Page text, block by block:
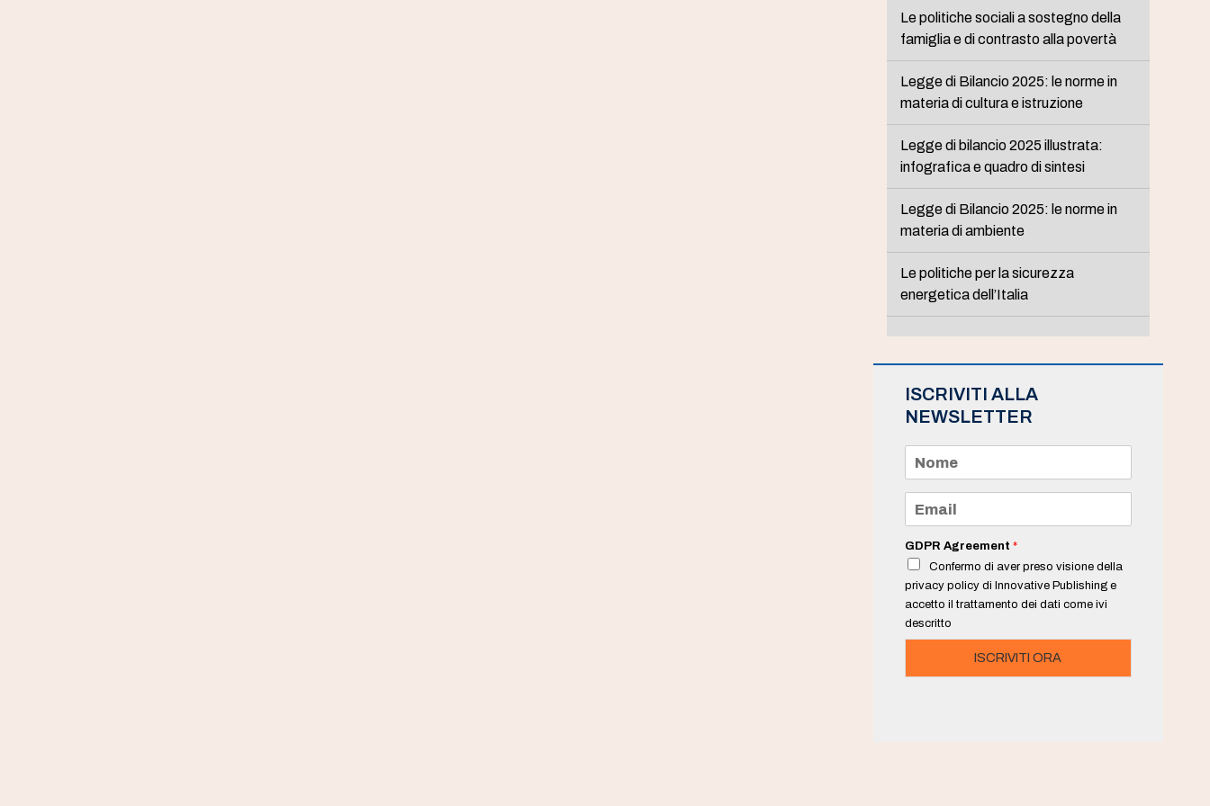
Le politiche sociali a sostegno della
famiglia e di contrasto alla povertà
Legge di Bilancio 2025: le norme in
materia di cultura e istruzione
Legge di bilancio 2025 illustrata:
infografica e quadro di sintesi
Legge di Bilancio 2025: le norme in
materia di ambiente
Le politiche per la sicurezza
energetica dell’Italia
ISCRIVITI ALLA
NEWSLETTER
m
e
a
i
*
GDPR Agreement *
Confermo di aver preso visione della
privacy policy di Innovative Publishing e
accetto il trattamento dei dati come ivi
descritto
ISCRIVITI ORA